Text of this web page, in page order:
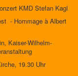
KMD Stefan Kagl
- Hommage à Albert
Kaiser-Wilhelm-
19.30 Uhr